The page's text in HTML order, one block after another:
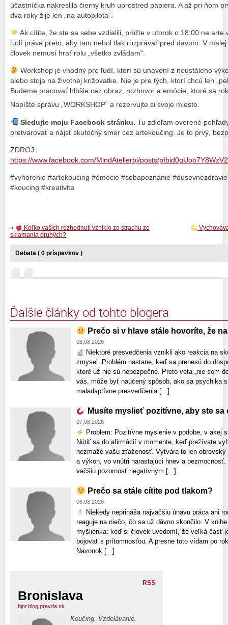
účastníčka nakreslila čierny kruh uprostred papiera. A až pri ňom
dva roky žije len „na autopilota“.
Ak cítite, že ste sa sebe vzdialili, príďte v utorok o 18:00 na arte
ľudí práve preto, aby tam nebol tlak rozprávať pred davom. V
človek nemusí hrať rolu „všetko zvládam“.
Workshop je vhodný pre ľudí, ktorí sú unavení z neustáleho
alebo stoja na životnej križovatke. Nie je pre tých, ktorí chcú len
Budeme pracovať hlbšie cez obraz, rozhovor a emócie, ktoré sa
Napíšte správu „WORKSHOP“ a rezervujte si svoje miesto.
Sledujte moju Facebook stránku. Tu zdieľam overené
pretvarovať a nájsť skutočný smer cez artekoučing. Je to prvý,
ZDROJ:
https://www.facebook.com/MindAtelierbj/posts/
#vyhorenie #artekoucing #emocie #sebapoznanie
#koucing #kreativita
«
Koľko vašich rozhodnutí vzniklo zo strachu zo
sklamania druhých?
Debata ( 0 príspevkov )
Ďalšie články od tohto blogera
Prečo si v hlave stále hovoríte, že
08.08.2026
Niektoré presvedčenia vznikli ako reakcia na
zmysel. Problém nastane, keď sa prenesú do
ktoré už nie sú nebezpečné. Preto veta „nie som
vás, môže byť naučený spôsob, ako sa psychika
maladaptívne presvedčenia [...]
Musíte myslieť pozitívne, aby ste sa
07.08.2026
Problem: Pozitívne myslenie v podobe, v akej
Nútiť sa do afirmácií v momente, keď prežívate
nezmaže vašu zťaženosť. Vytvára to len
a výkon, vo vnútri narastajúci hnev a bezmocnosť.
väčšiu pozornosť negatívnym [...]
Prečo sa stále cítite pod tlakom?
06.08.2026
Niekedy neprináša najväčšiu únavu práca ani
reaguje na niečo, čo sa už dávno skončilo. V
myšlienka: keď si človek uvedomí, že veľká časť
bojovať s prítomnosťou. A presne toto vídam po
Navonok [...]
RSS
Bronislava
bjnr.blog.pravda.sk
Koučing. Vzdelávanie.